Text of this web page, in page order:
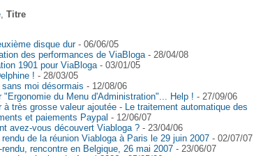
, Titre
disque dur- 06/06/05
des performances de ViaBloga- 28/04/08
1901 pour ViaBloga- 03/01/05
! - 28/03/05
moi désormais - 12/08/06
"Ergonomie du Menu d'Administration"... Help ! - 27/09/06
à très grosse valeur ajoutée - Le traitement automatique des
et paiements Paypal - 12/06/07
avez-vous découvert Viabloga ? - 23/04/06
de la réunion Viabloga à Paris le 29 juin 2007 - 02/07/07
rendu, rencontre en Belgique, 26 mai 2007 - 23/06/07